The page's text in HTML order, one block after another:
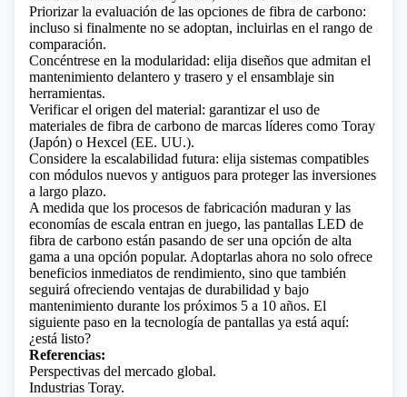
Priorizar la evaluación de las opciones de fibra de carbono:
incluso si finalmente no se adoptan, incluirlas en el rango de
comparación.
Concéntrese en la modularidad: elija diseños que admitan el
mantenimiento delantero y trasero y el ensamblaje sin
herramientas.
Verificar el origen del material: garantizar el uso de
materiales de fibra de carbono de marcas líderes como Toray
(Japón) o Hexcel (EE. UU.).
Considere la escalabilidad futura: elija sistemas compatibles
con módulos nuevos y antiguos para proteger las inversiones
a largo plazo.
A medida que los procesos de fabricación maduran y las
economías de escala entran en juego, las pantallas LED de
fibra de carbono están pasando de ser una opción de alta
gama a una opción popular. Adoptarlas ahora no solo ofrece
beneficios inmediatos de rendimiento, sino que también
seguirá ofreciendo ventajas de durabilidad y bajo
mantenimiento durante los próximos 5 a 10 años. El
siguiente paso en la tecnología de pantallas ya está aquí:
¿está listo?
Referencias:
Perspectivas del mercado global.
Industrias Toray.